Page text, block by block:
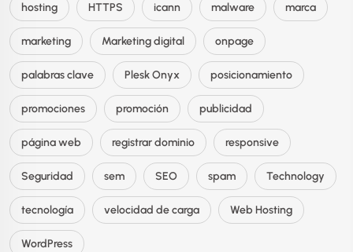
hosting HTTPS icann malware marca
marketing Marketing digital onpage
palabras clave Plesk Onyx posicionamiento
promociones promoción publicidad
página web registrar dominio responsive
Seguridad sem SEO spam Technology
tecnología velocidad de carga Web Hosting
WordPress